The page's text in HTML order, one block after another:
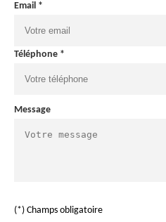
Email *
Téléphone *
Message
(*) Champs obligatoire